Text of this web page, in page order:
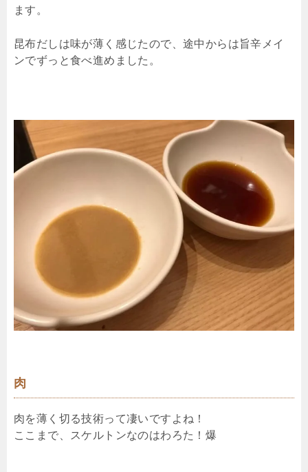
ます。
昆布だしは味が薄く感じたので、途中からは旨辛メイ
ンでずっと食べ進めました。
肉
肉を薄く切る技術って凄いですよね！
ここまで、スケルトンなのはわろた！爆